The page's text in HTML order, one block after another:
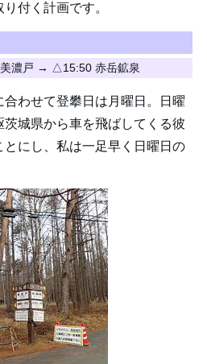
付く計画です。
濃戸 → △15:50 赤岳鉱泉
わせて登攀日は月曜日。日曜
茨城県から車を飛ばしてくる彼
にし、私は一足早く日曜日の